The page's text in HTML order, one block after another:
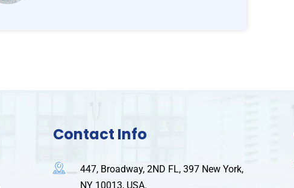
Contact Info
447, Broadway, 2ND FL, 397 New York,
NY 10013, USA.